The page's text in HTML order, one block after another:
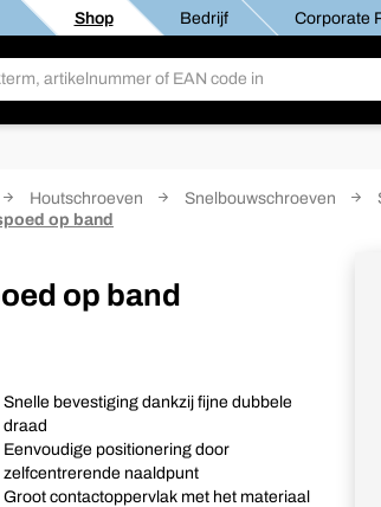
Shop Bedrijf Corporate
Houtschroeven Snelbouwschroeven
op band
op band
Snelle bevestiging dankzij fijne dubbele
draad
Eenvoudige positionering door
zelfcentrerende naaldpunt
Groot contactoppervlak met het materiaal